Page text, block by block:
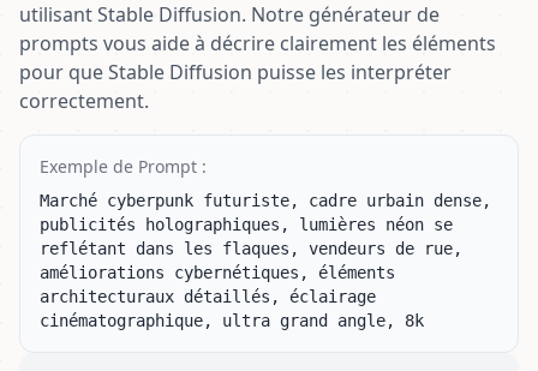
utilisant Stable Diffusion. Notre générateur de
prompts vous aide à décrire clairement les éléments
pour que Stable Diffusion puisse les interpréter
correctement.
Exemple de Prompt :
Marché cyberpunk futuriste, cadre urbain dense,
publicités holographiques, lumières néon se
reflétant dans les flaques, vendeurs de rue,
améliorations cybernétiques, éléments
architecturaux détaillés, éclairage
cinématographique, ultra grand angle, 8k